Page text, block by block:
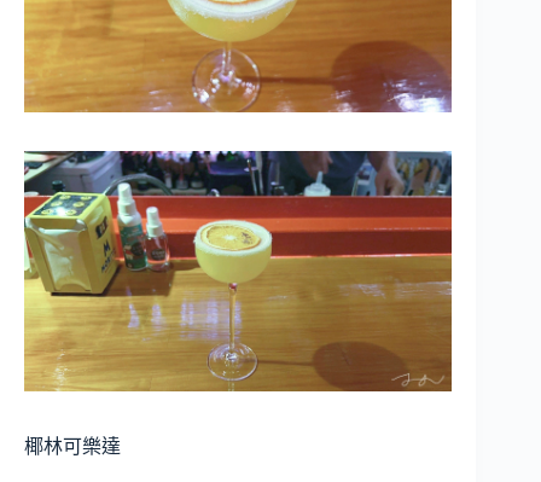
椰林可樂達